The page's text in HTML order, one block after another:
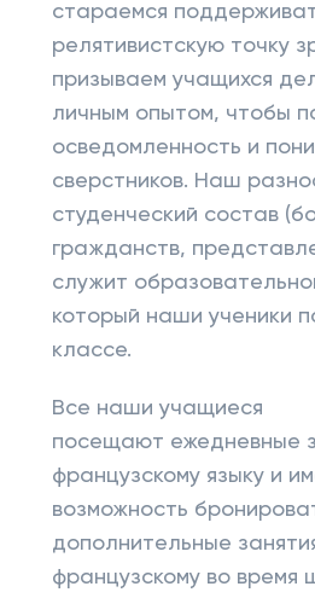
стараемся
релятивистскую точку
призываем учащихся
личным опытом, чтобы
осведомленность и
сверстников. Наш
студенческий состав
гражданств,
служит
который наши ученики
классе.
Все наши учащиеся
посещают ежедневные
французскому языку и
возможность
дополнительные
французскому во время